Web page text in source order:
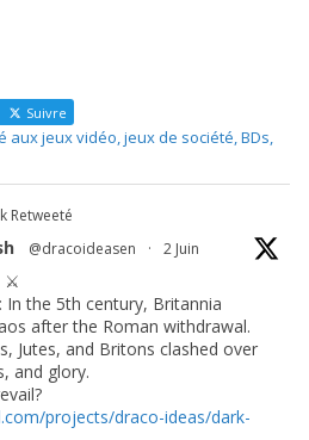
Suivre
aux jeux vidéo, jeux de société, BDs,
Retweeté
@dracoideasen · 2 Juin
⚔️
In the 5th century, Britannia
after the Roman withdrawal.
Jutes, and Britons clashed over
and glory.
projects/draco-ideas/dark-